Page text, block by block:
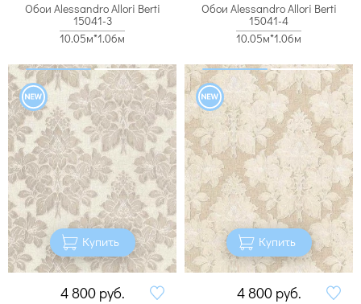
Обои Alessandro Allori Berti
15041-3
10.05м*1.06м
Купить
4 800 руб.
Обои Alessandro Allori Berti
15041-4
10.05м*1.06м
Купить
4 800 руб.